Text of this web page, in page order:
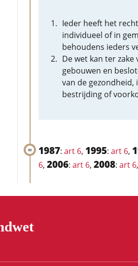
Ieder heeft het
individueel of in
behoudens ieders
De wet kan ter
gebouwen en
van de
bestrijding of
1987: art 6, 1995: art 6,
6, 2006: art 6, 2008: art 6,